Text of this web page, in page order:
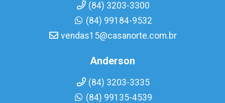
(84) 3203-3300
(84) 99184-9532
vendas15@casanorte.com.br
Anderson
(84) 3203-3335
(84) 99135-4539